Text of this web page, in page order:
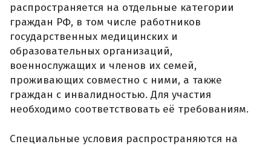
распространяется на отдельные категории
граждан РФ, в том числе работников
государственных медицинских и
образовательных организаций,
военнослужащих и членов их семей,
проживающих совместно с ними, а также
граждан с инвалидностью. Для участия
необходимо соответствовать её требованиям.
Специальные условия распространяются на